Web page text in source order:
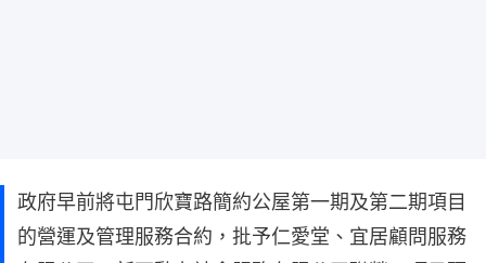
政府早前將屯門欣寶路簡約公屋第一期及第二期項目
的營運及管理服務合約，批予仁愛堂、宜居顧問服務